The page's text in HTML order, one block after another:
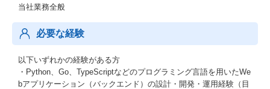
当社業務全般
必要な経験
以下いずれかの経験がある方
・Python、Go、TypeScriptなどのプログラミング言語を用いたWe
bアプリケーション（バックエンド）の設計・開発・運用経験（目